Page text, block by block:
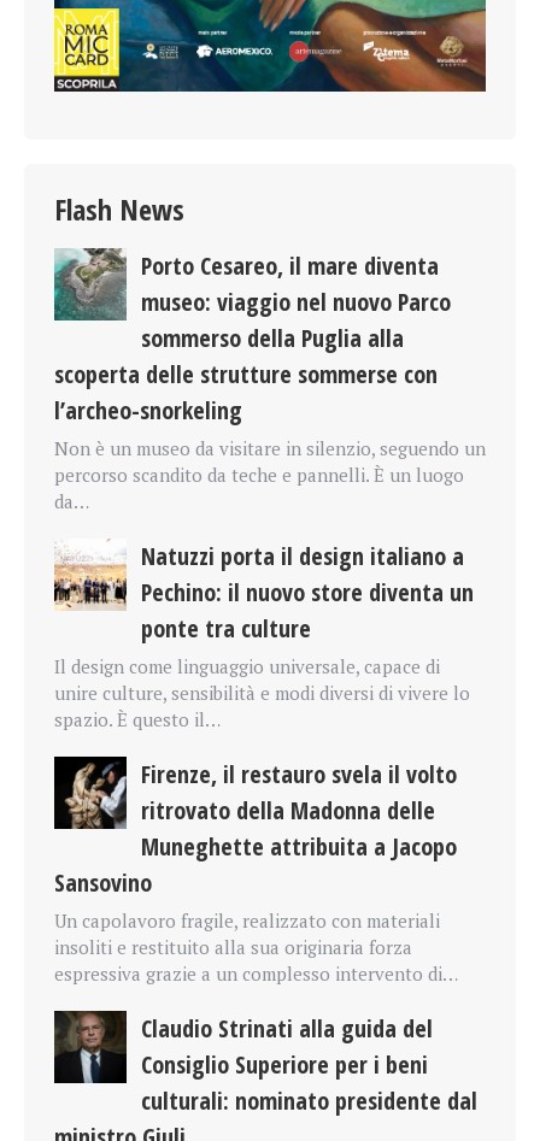
Flash News
Porto Cesareo, il mare diventa
museo: viaggio nel nuovo Parco
sommerso della Puglia alla
scoperta delle strutture sommerse con
l’archeo-snorkeling
Non è un museo da visitare in silenzio, seguendo un
percorso scandito da teche e pannelli. È un luogo
da…
Natuzzi porta il design italiano a
Pechino: il nuovo store diventa un
ponte tra culture
Il design come linguaggio universale, capace di
unire culture, sensibilità e modi diversi di vivere lo
spazio. È questo il…
Firenze, il restauro svela il volto
ritrovato della Madonna delle
Muneghette attribuita a Jacopo
Sansovino
Un capolavoro fragile, realizzato con materiali
insoliti e restituito alla sua originaria forza
espressiva grazie a un complesso intervento di…
Claudio Strinati alla guida del
Consiglio Superiore per i beni
culturali: nominato presidente dal